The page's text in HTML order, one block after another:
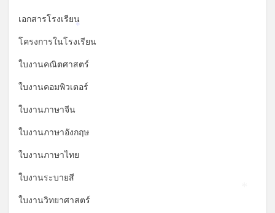
เอกสารโรงเรียน
โครงการในโรงเรียน
ใบงานคณิตศาสตร์
ใบงานคอมพิวเตอร์
ใบงานภาษาจีน
ใบงานภาษาอังกฤษ
ใบงานภาษาไทย
ใบงานระบายสี
ใบงานวิทยาศาสตร์